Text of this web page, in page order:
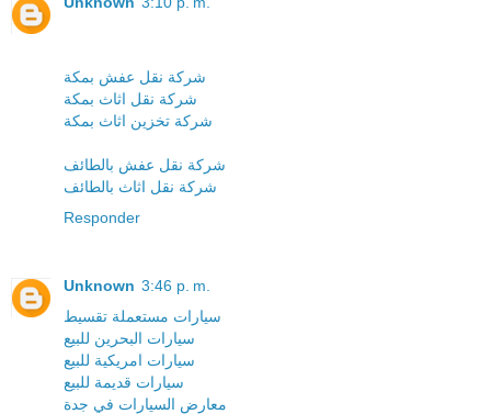
شركة نقل عفش بمكة
شركة نقل اثاث بمكة
شركة تخزين اثاث بمكة
شركة نقل عفش بالطائف
شركة نقل اثاث بالطائف
Responder
Unknown 3:46 p. m.
سيارات مستعملة تقسيط
سيارات البحرين للبيع
سيارات امريكية للبيع
سيارات قديمة للبيع
معارض السيارات في جدة